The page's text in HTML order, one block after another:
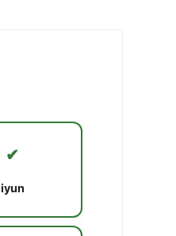
✔
iyun